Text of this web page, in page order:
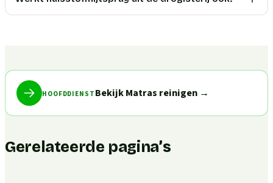
HOOFDDIENST Bekijk Matras reinigen→
Gerelateerde pagina’s